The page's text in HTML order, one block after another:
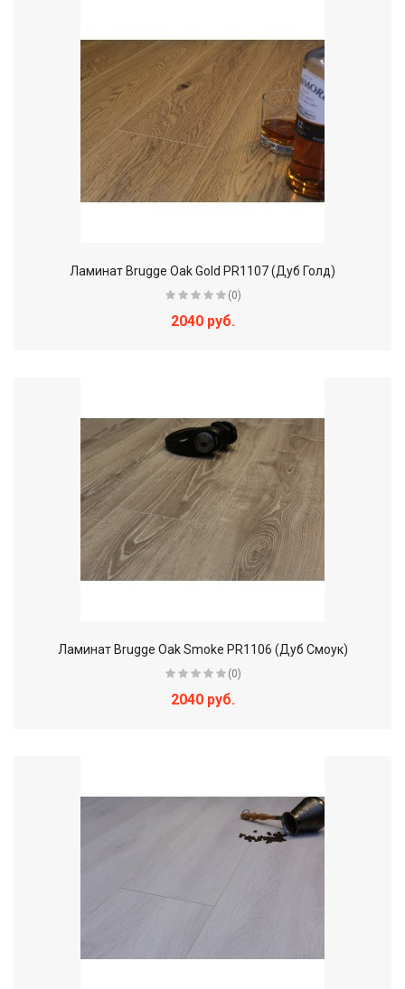
Ламинат Brugge Oak Gold PR1107 (Дуб Голд)
(0)
2040 руб.
Ламинат Brugge Oak Smoke PR1106 (Дуб Смоук)
(0)
2040 руб.